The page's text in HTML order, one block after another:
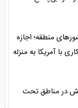
منطقه؛ اجازه
با آمریکا به منزله
در مناطق تحت